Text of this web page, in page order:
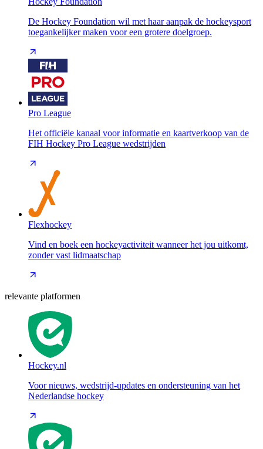
De Hockey Foundation wil met haar aanpak de hockeysport
toegankelijker maken voor een grotere doelgroep.
Pro League
Het officiële kanaal voor informatie en kaartverkoop van de
FIH Hockey Pro League wedstrijden
Flexhockey
Vind en boek een hockeyactiviteit wanneer het jou uitkomt,
zonder vast lidmaatschap
relevante platformen
Hockey.nl
Voor nieuws, wedstrijd-updates en ondersteuning van het
Nederlandse hockey